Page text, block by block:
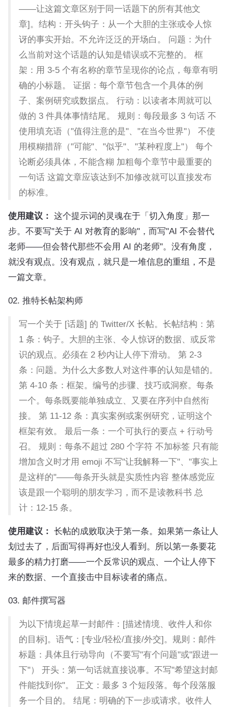
——让这篇文章区别于同一话题下的所有其他文
章]。结构：开头钩子：从一个大胆的主张或令人惊
讶的事实开始。不允许泛泛的开场白。 问题：为什
么当前对这个话题的认知是错误或不完整的。 框
架：用 3-5 个有名称的章节呈现你的论点，每章有明
确的小标题。 证据：每个章节包含一个具体的例
子、案例研究或数据点。 行动：以读者本周就可以
做的 3 件具体事情结尾。 规则：每段最多 3 句话 不
使用填充语（"值得注意的是"、"在当今世界"） 不使
用模糊措辞（"可能"、"似乎"、"某种程度上"） 每个
论断必须具体，不能含糊 加粗每个章节中最重要的
一句话 这篇文章应该达到不加修改就可以直接发布
的标准。
使用建议： 这个提示词的灵魂在于「切入角度」那一
步。不要写"关于 AI 对教育的影响"，而写"AI 不会替代
老师——但会替代那些不会用 AI 的老师"。没有角度，
就没有观点。没有观点，就只是一堆信息的重组，不是
一篇文章。
02. 推特长帖架构师
写一个关于 [话题] 的 Twitter/X 长帖。长帖结构：第
1 条：钩子。大胆的主张、令人惊讶的数据、或反常
识的观点。必须在 2 秒内让人停下滑动。 第 2-3
条：问题。为什么大多数人对这件事的认知是错的。
第 4-10 条：框架。编号的步骤、技巧或洞察。每条
一个。每条既要能单独成立、又要在序列中自然衔
接。 第 11-12 条：真实案例或案例研究，证明这个
框架有效。 最后一条：一个可执行的要点 + 行动号
召。 规则：每条不超过 280 个字符 不加标签 只有能
增加含义时才用 emoji 不写"让我解释一下"、"事实上
是这样的"——每条开头就是实质性内容 整体感觉应
该是跟一个聪明的朋友学习，而不是读教科书 总
计：12-15 条。
使用建议： 长帖的成败取决于第一条。如果第一条让人
划过去了，后面写得再好也没人看到。所以第一条要花
最多的精力打磨——一个反常识的观点、一个让人停下
来的数据、一个直接击中目标读者的痛点。
03. 邮件撰写器
为以下情境起草一封邮件：[描述情境、收件人和你
的目标]。语气：[专业/轻松/直接/外交]。规则：邮件
标题：具体且行动导向（不要写"有个问题"或"跟进一
下"） 开头：第一句话就直接说事。不写"希望这封邮
件能找到你"。 正文：最多 3 个短段落。每个段落服
务一个目的。 结尾：明确的下一步或请求。收件人